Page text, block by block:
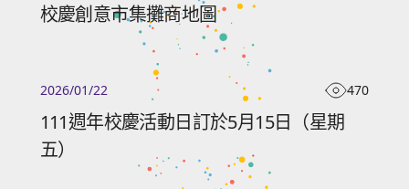
市集地圖
民歌演唱會
「時空邂逅」 AI再現古
校慶創意市集攤商地圖
2026/01/22 470
111週年校慶活動日訂於5月15日（星期
五）